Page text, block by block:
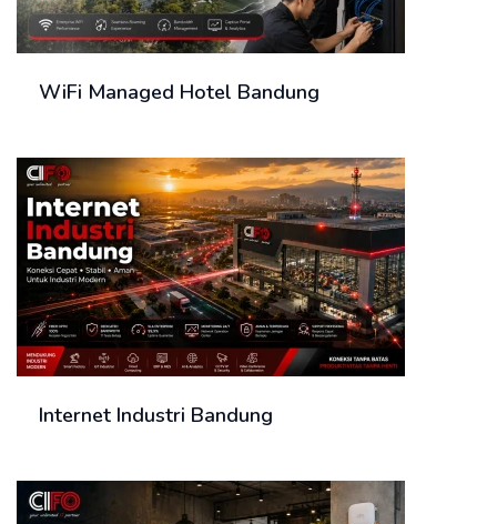
WiFi Managed Hotel Bandung
Internet Industri Bandung